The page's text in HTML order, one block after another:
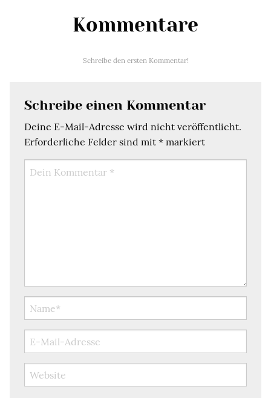
Kommentare
Schreibe den ersten Kommentar!
Schreibe einen Kommentar
Deine E-Mail-Adresse wird nicht veröffentlicht.
Erforderliche Felder sind mit * markiert